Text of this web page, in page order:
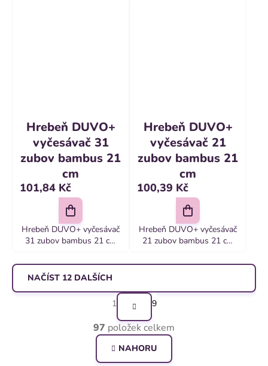
Hrebeň DUVO+
vyčesávač 31
zubov bambus 21
cm
101,84 Kč
Hrebeň DUVO+ vyčesávač
31 zubov bambus 21 cm
zamotanú a odumretú srsť
Hrebeň DUVO+
vyčesávač 21
zubov bambus 21
cm
100,39 Kč
Hrebeň DUVO+ vyčesávač
21 zubov bambus 21 cm
zamotanú a odumretú srsť
O
v
l
NAČÍST 12 DALŠÍCH
S
t
r
á
n
1 9
97 položek celkem
NAHORU